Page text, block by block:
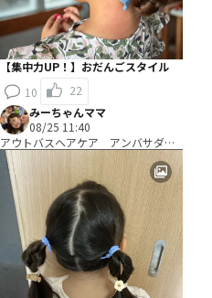
【集中力UP！】おだんごスタイル
10
22
みーちゃんママ
08/25 11:40
アウトバスヘアケア アンバサダ
ー Ｂコース：＼使って編み出す／
ヘアアレンジ考案コース